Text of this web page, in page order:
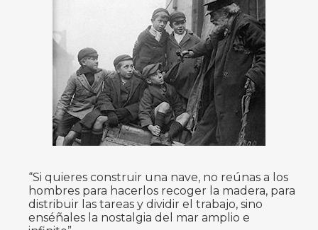
“Si quieres construir una nave, no reúnas a los
hombres para hacerlos recoger la madera, para
distribuir las tareas y dividir el trabajo, sino
enséñales la nostalgia del mar amplio e